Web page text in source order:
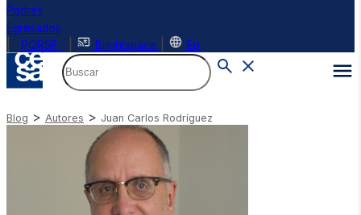
Padres
Egresados
PQRSF Brightspace En
Blog > Autores > Juan Carlos Rodríguez